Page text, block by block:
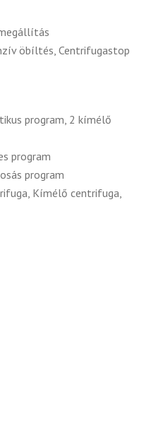
öbíltés, Centrifugastop
program, 2 kímélő
program
program
Kímélő centrifuga,